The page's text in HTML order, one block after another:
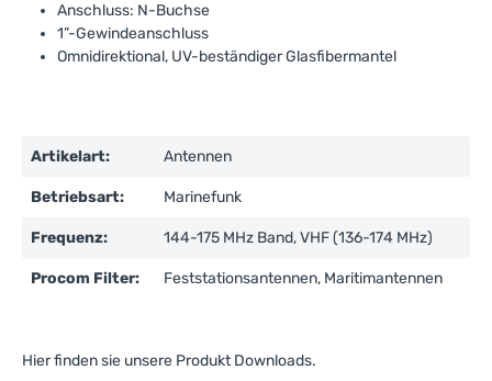
Anschluss: N-Buchse
1”-Gewindeanschluss
Omnidirektional, UV-beständiger Glasfibermantel
Artikelart: Antennen
Betriebsart: Marinefunk
Frequenz: 144-175 MHz Band, VHF (136-174 MHz)
Procom Filter: Feststationsantennen, Maritimantennen
Hier finden sie unsere Produkt Downloads.